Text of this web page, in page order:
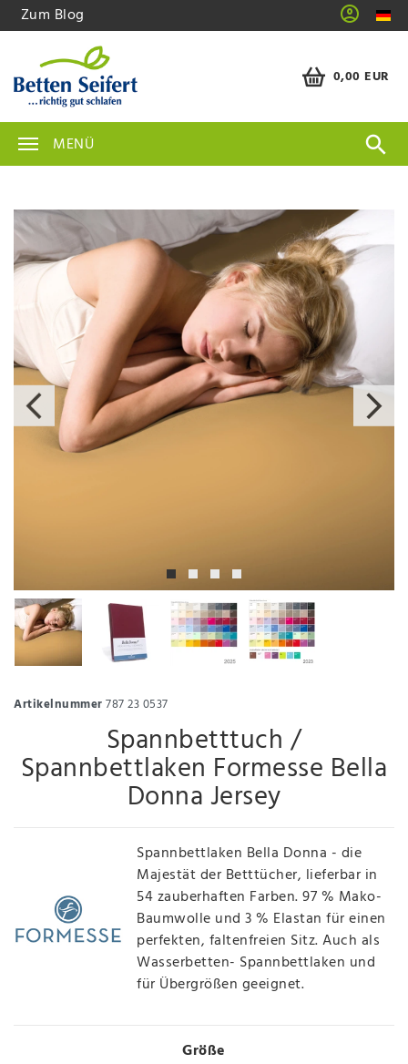
Zum Blog
0,00 EUR
MENÜ
Artikelnummer787 23 0537
Spannbetttuch /
Spannbettlaken Formesse Bella
Donna Jersey
Spannbettlaken Bella Donna - die
Majestät der Betttücher, lieferbar in
54 zauberhaften Farben. 97 % Mako-
Baumwolle und 3 % Elastan für einen
perfekten, faltenfreien Sitz. Auch als
Wasserbetten- Spannbettlaken und
für Übergrößen geeignet.
Größe